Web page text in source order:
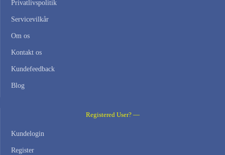
Privatlivspolitik
Servicevilkår
Om os
Kontakt os
Kundefeedback
Blog
Registered User? —
Kundelogin
Register